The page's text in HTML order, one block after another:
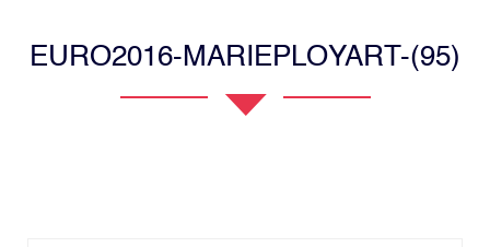
EURO2016-MARIEPLOYART-(95)